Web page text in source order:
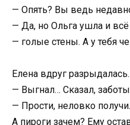
— Опять? Вы ведь
— Да, но Ольга ушла и всё
— голые стены. А у тебя
Елена вдруг разрыдалась.
— Выгнал… Сказал,
— Прости, неловко
А пироги зачем? Ему